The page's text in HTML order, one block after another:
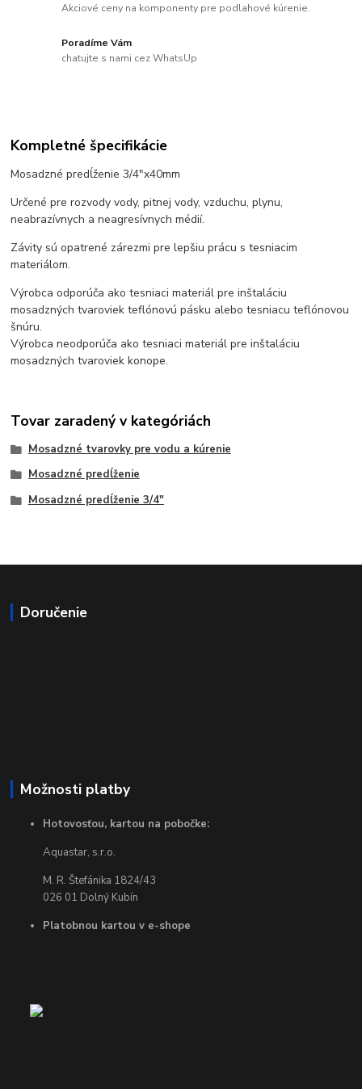
Akciové ceny na komponenty pre podlahové kúrenie.
Poradíme Vám
chatujte s nami cez WhatsUp
Kompletné špecifikácie
Mosadzné predĺženie 3/4"x40mm
Určené pre rozvody vody, pitnej vody, vzduchu, plynu,
neabrazívnych a neagresívnych médií.
Závity sú opatrené zárezmi pre lepšiu prácu s tesniacim
materiálom.
Výrobca odporúča ako tesniaci materiál pre inštaláciu
mosadzných tvaroviek teflónovú pásku alebo tesniacu teflónovou
šnúru.
Výrobca neodporúča ako tesniaci materiál pre inštaláciu
mosadzných tvaroviek konope.
Tovar zaradený v kategóriách
Mosadzné tvarovky pre vodu a kúrenie
Mosadzné predĺženie
Mosadzné predĺženie 3/4"
Doručenie
Možnosti platby
Hotovosťou, kartou na pobočke:
Aquastar, s.r.o.
M. R. Štefánika 1824/43
026 01 Dolný Kubín
Platobnou kartou v e-shope